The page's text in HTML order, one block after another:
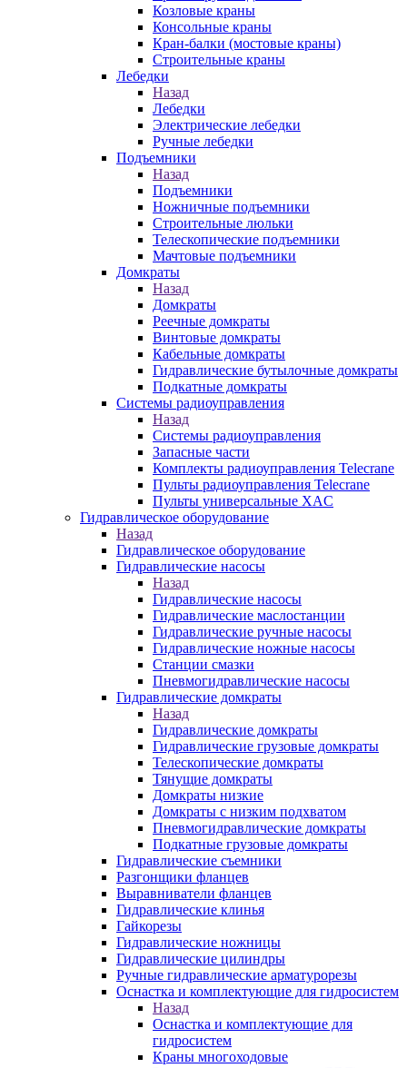
Козловые краны
Консольные краны
Кран-балки (мостовые краны)
Строительные краны
Лебедки
Назад
Лебедки
Электрические лебедки
Ручные лебедки
Подъемники
Назад
Подъемники
Ножничные подъемники
Строительные люльки
Телескопические подъемники
Мачтовые подъемники
Домкраты
Назад
Домкраты
Реечные домкраты
Винтовые домкраты
Кабельные домкраты
Гидравлические бутылочные домкраты
Подкатные домкраты
Системы радиоуправления
Назад
Системы радиоуправления
Запасные части
Комплекты радиоуправления Telecrane
Пульты радиоуправления Telecrane
Пульты универсальные XAC
Гидравлическое оборудование
Назад
Гидравлическое оборудование
Гидравлические насосы
Назад
Гидравлические насосы
Гидравлические маслостанции
Гидравлические ручные насосы
Гидравлические ножные насосы
Станции смазки
Пневмогидравлические насосы
Гидравлические домкраты
Назад
Гидравлические домкраты
Гидравлические грузовые домкраты
Телескопические домкраты
Тянущие домкраты
Домкраты низкие
Домкраты с низким подхватом
Пневмогидравлические домкраты
Подкатные грузовые домкраты
Гидравлические съемники
Разгонщики фланцев
Выравниватели фланцев
Гидравлические клинья
Гайкорезы
Гидравлические ножницы
Гидравлические цилиндры
Ручные гидравлические арматурорезы
Оснастка и комплектующие для гидросистем
Назад
Оснастка и комплектующие для
гидросистем
Краны многоходовые